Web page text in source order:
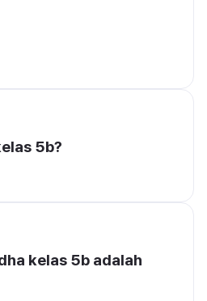
5b?
kelas 5b adalah